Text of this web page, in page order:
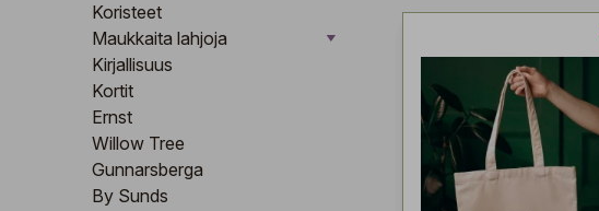
Koristeet
Maukkaita lahjoja
Kirjallisuus
Kortit
Ernst
Willow Tree
Gunnarsberga
By Sunds